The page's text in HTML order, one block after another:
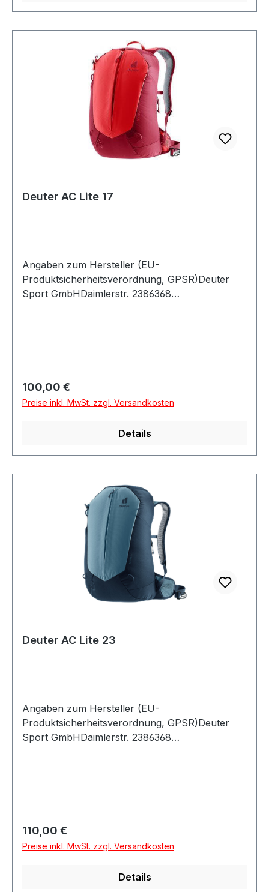
Deuter AC Lite 17
Angaben zum Hersteller (EU-
Produktsicherheitsverordnung, GPSR)Deuter
Sport GmbHDaimlerstr. 2386368
Regulärer Preis:
100,00 €
Preise inkl. MwSt. zzgl. Versandkosten
Details
Deuter AC Lite 23
Angaben zum Hersteller (EU-
Produktsicherheitsverordnung, GPSR)Deuter
Sport GmbHDaimlerstr. 2386368
Regulärer Preis:
110,00 €
Preise inkl. MwSt. zzgl. Versandkosten
Details